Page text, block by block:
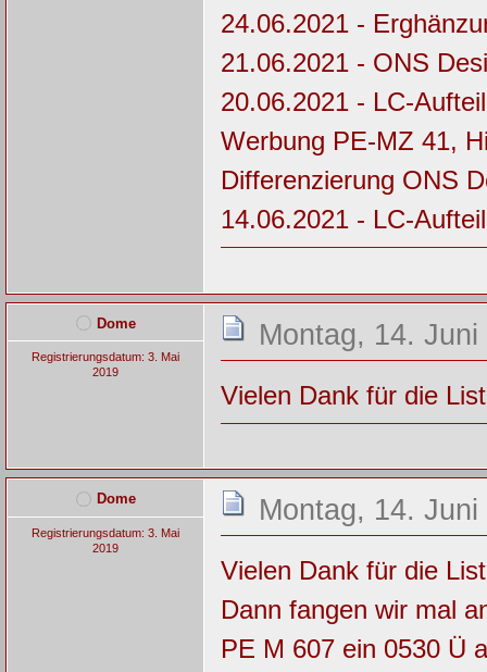
24.06.2021 -
21.06.2021 - ONS
20.06.2021 - LC-
Werbung PE-MZ 41,
Differenzierung ONS
14.06.2021 - LC-
Dome
Registrierungsdatum: 3. Mai
2019
Montag, 14.
Vielen Dank für die
Dome
Registrierungsdatum: 3. Mai
2019
Montag, 14.
Vielen Dank für die
Dann fangen wir mal
PE M 607 ein 0530 Ü